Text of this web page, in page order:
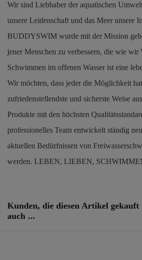
Wir sind Liebhaber der aquatischen
unsere Leidenschaft und das Meer unsere
BUDDYSWIM wurde mit der Mission
jener Menschen zu verbessern, die wie wir
Schwimmen im offenen Wasser ist eine
Wir möchten, dass jeder die Möglichkeit
zufriedenstellendste und sicherste Weise
Produkte mit den höchsten
professionelles Team entwickelt ständig
aktuellen Bedürfnissen von
werden. LEBEN, LIEBEN,
Kunden, die diesen Artikel gekauft
auch ...